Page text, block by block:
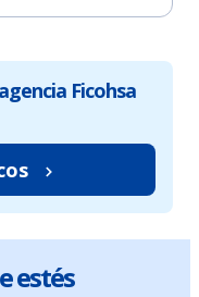
Ficohsa
estés